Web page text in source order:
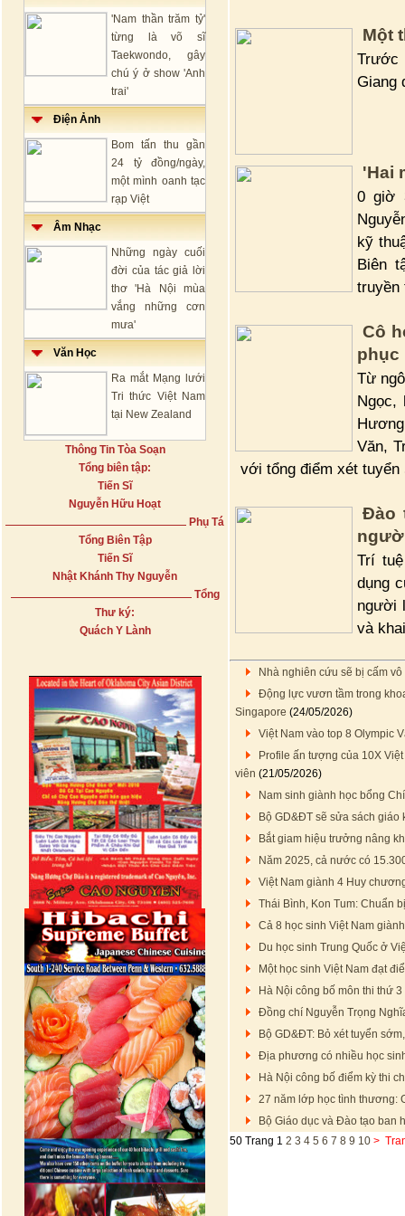
'Nam thần trăm tỷ'
từng là võ sĩ
Taekwondo, gây
chú ý ở show 'Anh
trai'
Điện Ảnh
Bom tấn thu gần
24 tỷ đồng/ngày,
một mình oanh tạc
rạp Việt
Âm Nhạc
Những ngày cuối
đời của tác giả lời
thơ 'Hà Nội mùa
vắng những cơn
mưa'
Văn Học
Ra mắt Mạng lưới
Tri thức Việt Nam
tại New Zealand
Thông Tin Tòa Soạn
Tổng biên tập:
Tiến Sĩ
Nguyễn Hữu Hoạt
Phụ Tá
Tổng Biên Tập
Tiến Sĩ
Nhật Khánh Thy Nguyễn
Tổng
Thư ký:
Quách Y Lành
Một
Trước
Giang
'Hai
0 giờ
kỹ
Biên
truyền
Cô
phục
Từ
Ngọc,
Văn,
với tổng điểm xét tuyển
Đào
Trí
dụng
người
và
Nhà nghiên cứu sẽ bị cấm
Động lực vươn tầm trong
Singapore (24/05/2026)
Việt Nam vào top 8 Olympic
Profile ấn tượng của 10X
viên (21/05/2026)
Nam sinh giành học bổng
Bộ GD&ĐT sẽ sửa sách
Bắt giam hiệu trưởng nâng
Năm 2025, cả nước có
Việt Nam giành 4 Huy
Thái Bình, Kon Tum: Chuẩn
Cả 8 học sinh Việt Nam
Du học sinh Trung Quốc ở
Một học sinh Việt Nam đạt
Hà Nội công bố môn thi thứ
Đồng chí Nguyễn Trọng
Bộ GD&ĐT: Bỏ xét tuyển
Địa phương có nhiều học
Hà Nội công bố điểm kỳ thi
27 năm lớp học tình thương:
Bộ Giáo dục và Đào tạo ban
50 Trang 1 2 3 4 5 6 7 8 9 10 >